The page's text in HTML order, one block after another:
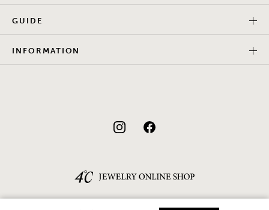
GUIDE
INFORMATION